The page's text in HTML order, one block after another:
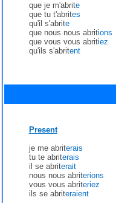
que je m'abrite
que tu t'abrites
qu'il s'abrite
que nous nous abritions
que vous vous abritiez
qu'ils s'abritent
Present
je me abriterais
tu te abriterais
il se abriterait
nous nous abriterions
vous vous abriteriez
ils se abriteraient